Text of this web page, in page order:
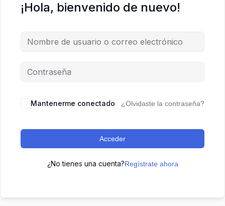
¡Hola, bienvenido de nuevo!
Mantenerme conectado ¿Olvidaste la contraseña?
Acceder
¿No tienes una cuenta?Regístrate ahora